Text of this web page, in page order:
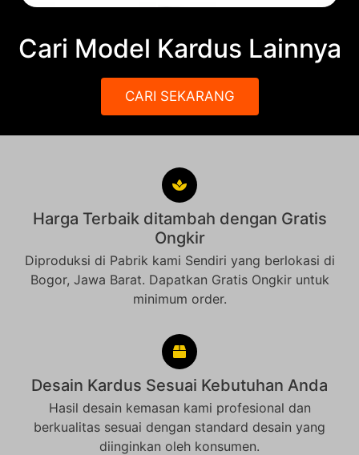
Cari Model Kardus Lainnya
CARI SEKARANG
Harga Terbaik ditambah dengan Gratis
Ongkir
Diproduksi di Pabrik kami Sendiri yang berlokasi di
Bogor, Jawa Barat. Dapatkan Gratis Ongkir untuk
minimum order.
Desain Kardus Sesuai Kebutuhan Anda
Hasil desain kemasan kami profesional dan
berkualitas sesuai dengan standard desain yang
diinginkan oleh konsumen.